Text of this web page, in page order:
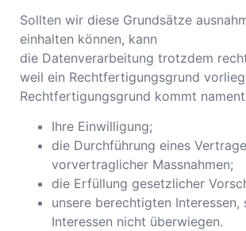
Sollten wir diese Grundsätze
einhalten können, kann
die Datenverarbeitung trotzdem
weil ein Rechtfertigungsgrund
Rechtfertigungsgrund kommt
Ihre Einwilligung;
die Durchführung eines
vorvertraglicher Massnahmen;
die Erfüllung gesetzlicher
unsere berechtigten Interessen,
Interessen nicht überwiegen.